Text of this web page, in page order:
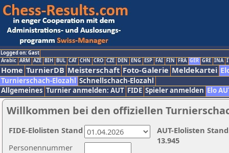
Logged on: Gast
Arabic ARM AZE BIH BUL CAT CHN CRO CZE DEN ENG ESP FAI FIN FRA GER GRE INA
Home TurnierDB Meisterschaft Foto-Galerie Meldekartei
Turnierschach-Elozahl Schnellschach-Elozahl
Allgemeines Turnier anmelden: AUT FIDE Spieler anmelden Elo
Willkommen bei den offiziellen
Personennummer
AUT-Elolisten
13.945
FIDE-Elolisten Stand